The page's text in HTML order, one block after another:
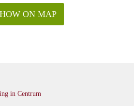
ON MAP
in Centrum